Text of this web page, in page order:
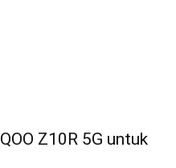
Z10R 5G untuk